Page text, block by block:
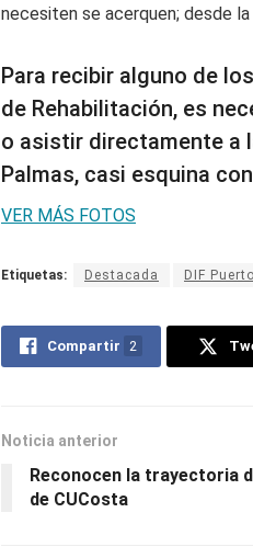
necesiten se acerquen; desde
Para recibir alguno de
de Rehabilitación, es
o asistir directamente a
Palmas, casi esquina
VER MÁS FOTOS
Etiquetas: Destacada DIF
Compartir 2
Noticia anterior
Reconocen la trayectoria
de CUCosta